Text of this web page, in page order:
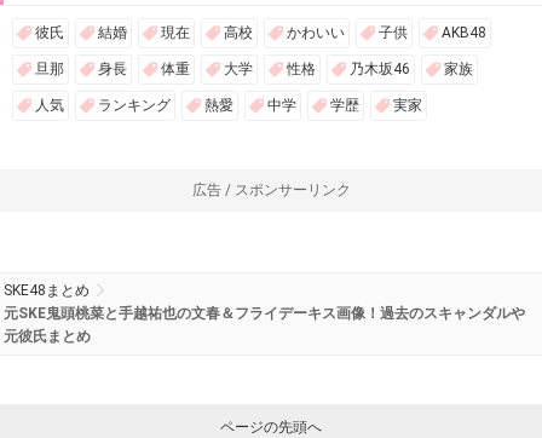
彼氏 結婚 現在 高校 かわいい 子供 AKB48
旦那 身長 体重 大学 性格 乃木坂46 家族
人気 ランキング 熱愛 中学 学歴 実家
広告 / スポンサーリンク
SKE48まとめ
元SKE鬼頭桃菜と手越祐也の文春＆フライデーキス画像！過去のスキャンダルや
元彼氏まとめ
ページの先頭へ